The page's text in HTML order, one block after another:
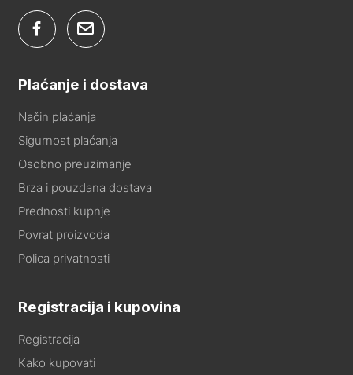
Plaćanje i dostava
Način plaćanja
Sigurnost plaćanja
Osobno preuzimanje
Brza i pouzdana dostava
Prednosti kupnje
Povrat proizvoda
Polica privatnosti
Registracija i kupovina
Registracija
Kako kupovati